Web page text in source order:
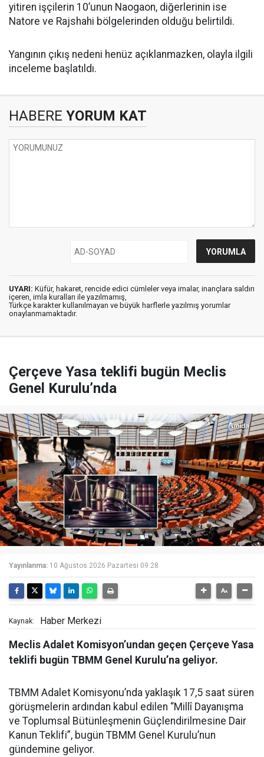
yitiren işçilerin 10’unun Naogaon, diğerlerinin ise
Natore ve Rajshahi bölgelerinden olduğu belirtildi.
Yangının çıkış nedeni henüz açıklanmazken, olayla ilgili
inceleme başlatıldı.
HABERE YORUM KAT
UYARI: Küfür, hakaret, rencide edici cümleler veya imalar, inançlara saldırı
içeren, imla kuralları ile yazılmamış,
Türkçe karakter kullanılmayan ve büyük harflerle yazılmış yorumlar
onaylanmamaktadır.
Çerçeve Yasa teklifi bugün Meclis
Genel Kurulu’nda
Yayınlanma: 10 Ağustos 2026 Pazartesi 09:28
Kaynak: Haber Merkezi
Meclis Adalet Komisyon’undan geçen Çerçeve Yasa
teklifi bugün TBMM Genel Kurulu’na geliyor.
TBMM Adalet Komisyonu’nda yaklaşık 17,5 saat süren
görüşmelerin ardından kabul edilen “Millî Dayanışma
ve Toplumsal Bütünleşmenin Güçlendirilmesine Dair
Kanun Teklifi”, bugün TBMM Genel Kurulu’nun
gündemine geliyor.